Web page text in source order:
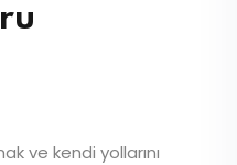
ve kendi yollarını